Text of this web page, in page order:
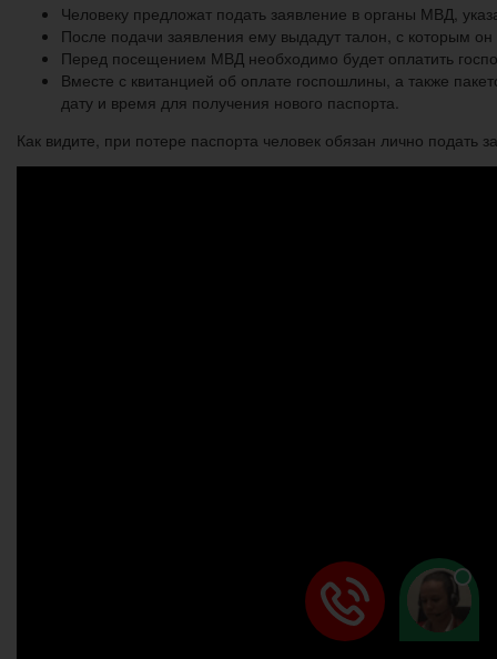
Человеку предложат подать заявление в органы МВД,
После подачи заявления ему выдадут талон, с которым
Перед посещением МВД необходимо будет оплатить
Вместе с квитанцией об оплате госпошлины, а также
дату и время для получения нового паспорта.
Как видите, при потере паспорта человек обязан лично подать